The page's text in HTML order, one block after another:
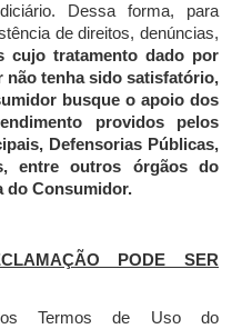
Dessa forma, para
de direitos, denúncias,
cujo tratamento dado por
não tenha sido satisfatório,
busque o apoio dos
providos pelos
Defensorias Públicas,
entre outros órgãos do
do Consumidor.
PODE SER
Termos de Uso do